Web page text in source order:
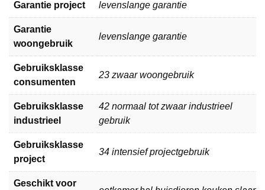
Garantie project levenslange garantie
Garantie
woongebruik
levenslange garantie
Gebruiksklasse
consumenten
23 zwaar woongebruik
Gebruiksklasse
industrieel
42 normaal tot zwaar industrieel
gebruik
Gebruiksklasse
project
34 intensief projectgebruik
Geschikt voor